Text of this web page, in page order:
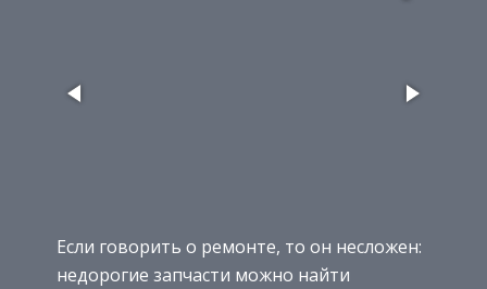
Если говорить о ремонте, то он несложен:
недорогие запчасти можно найти